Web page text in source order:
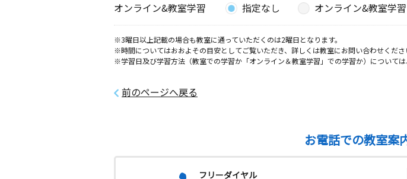
高崎駅東口教室
0歳～高校生
群馬県高崎市栄町２－１０ きむらビルⅢ１－Ａ
月
0歳～高校生
オンライン&教室学習
指定なし オンライン&教室学習
※3曜日以上記載の場合も教室に通っていただくのは2曜日となります。
※時間についてはおおよその目安としてご覧いただき、詳しくは教室にお問い合わせくだ
※学習日及び学習方法（教室での学習か「オンライン＆教室学習」での学習か）について
前のページへ戻る
お電話での教室案
フリーダイヤル